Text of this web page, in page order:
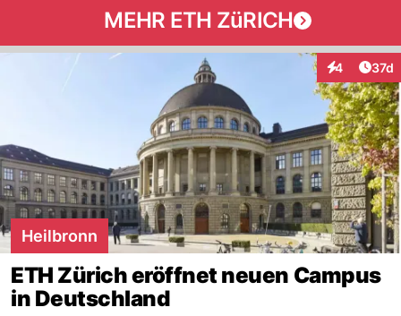
MEHR ETH ZüRICH
4
Interaktionen
37d
Heilbronn
ETH Zürich eröffnet neuen Campus
in Deutschland